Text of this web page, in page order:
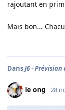
rajoutant en
Mais bon...
DansJ6 -
le ong 28